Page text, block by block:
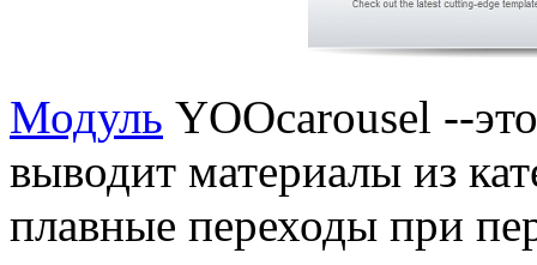
Модуль YOOcarousel --
выводит материалы из
плавные переходы при